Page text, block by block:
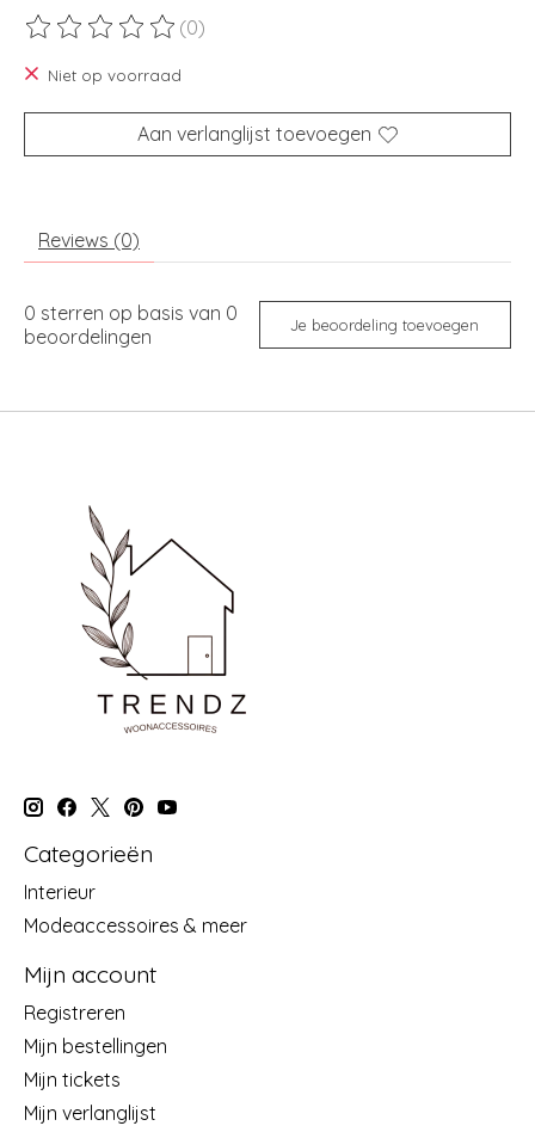
De beoordeling van dit product is
(0)
Niet op voorraad
Aan verlanglijst toevoegen
Reviews (0)
0 sterren op basis van 0
beoordelingen
Je beoordeling toevoegen
Categorieën
Interieur
Modeaccessoires & meer
Mijn account
Registreren
Mijn bestellingen
Mijn tickets
Mijn verlanglijst